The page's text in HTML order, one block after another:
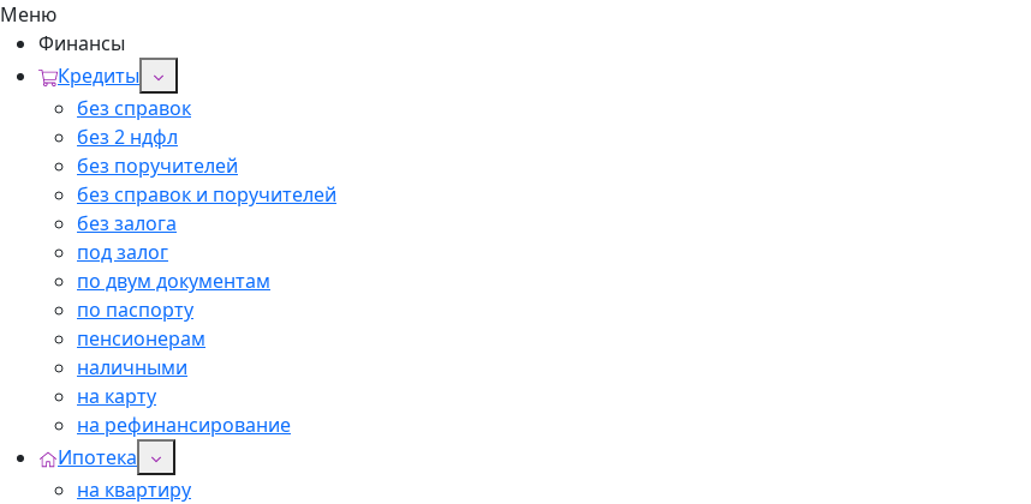
Меню
Финансы
Кредиты
без справок
без 2 ндфл
без поручителей
без справок и поручителей
без залога
под залог
по двум документам
по паспорту
пенсионерам
наличными
на карту
на рефинансирование
Ипотека
на квартиру